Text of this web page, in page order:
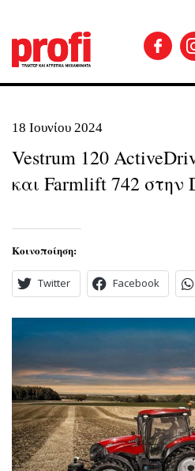
18 Ιουνίου 2024
Vestrum 120
και Farmlift 742 στην
Κοινοποίηση:
Twitter Facebook